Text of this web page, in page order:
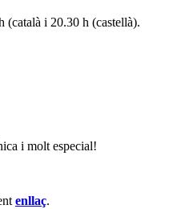
(català i 20.30 h (castellà).
i molt especial!
enllaç.